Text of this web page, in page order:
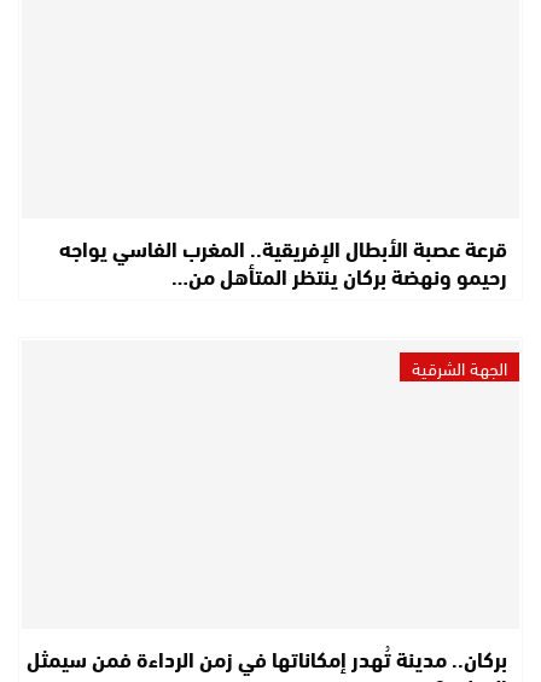
قرعة عصبة الأبطال الإفريقية.. المغرب الفاسي يواجه
رحيمو ونهضة بركان ينتظر المتأهل من…
الجهة الشرقية
بركان.. مدينة تُهدر إمكاناتها في زمن الرداءة فمن سيمثل